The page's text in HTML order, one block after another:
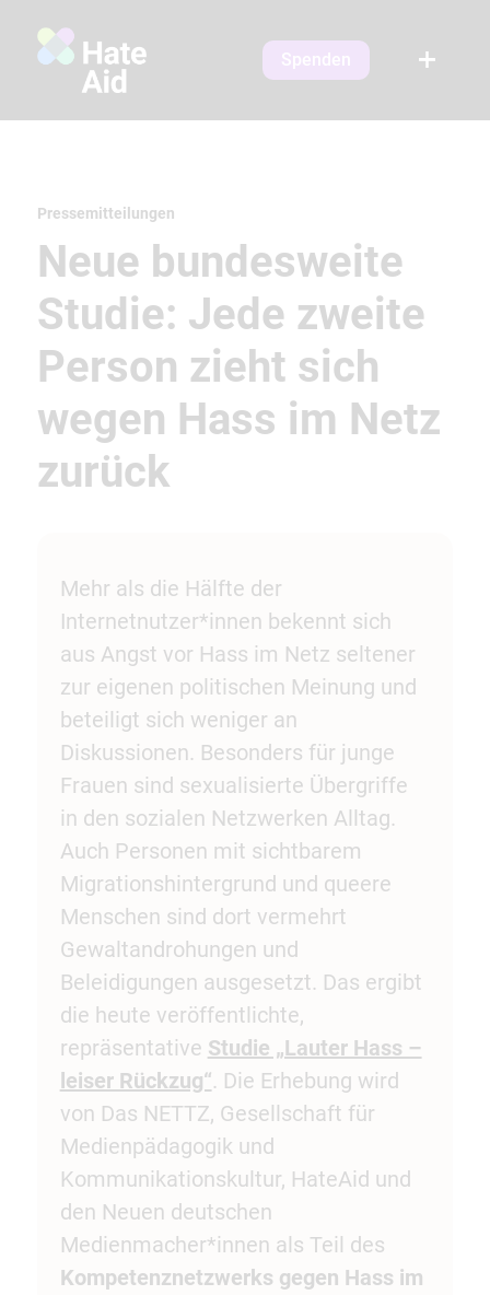
Spenden
Pressemitteilungen
Neue bundesweite
Studie: Jede zweite
Person zieht sich
wegen Hass im Netz
zurück
Mehr als die Hälfte der
Internetnutzer*innen bekennt sich
aus Angst vor Hass im Netz seltener
zur eigenen politischen Meinung und
beteiligt sich weniger an
Diskussionen. Besonders für junge
Frauen sind sexualisierte Übergriffe
in den sozialen Netzwerken Alltag.
Auch Personen mit sichtbarem
Migrationshintergrund und queere
Menschen sind dort vermehrt
Gewaltandrohungen und
Beleidigungen ausgesetzt. Das ergibt
die heute veröffentlichte,
repräsentative Studie „Lauter Hass –
leiser Rückzug“. Die Erhebung wird
von Das NETTZ, Gesellschaft für
Medienpädagogik und
Kommunikationskultur, HateAid und
den Neuen deutschen
Medienmacher*innen als Teil des
Kompetenznetzwerks gegen Hass im